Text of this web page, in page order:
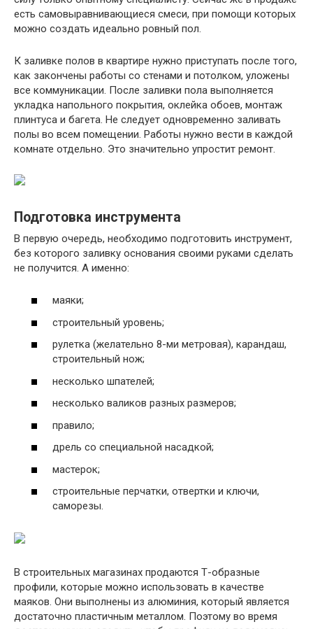
есть самовыравнивающиеся смеси, при помощи которых
можно создать идеально ровный пол.
К заливке полов в квартире нужно приступать после того,
как закончены работы со стенами и потолком, уложены
все коммуникации. После заливки пола выполняется
укладка напольного покрытия, оклейка обоев, монтаж
плинтуса и багета. Не следует одновременно заливать
полы во всем помещении. Работы нужно вести в каждой
комнате отдельно. Это значительно упростит ремонт.
Подготовка инструмента
В первую очередь, необходимо подготовить инструмент,
без которого заливку основания своими руками сделать
не получится. А именно:
маяки;
строительный уровень;
рулетка (желательно 8-ми метровая), карандаш,
строительный нож;
несколько шпателей;
несколько валиков разных размеров;
правило;
дрель со специальной насадкой;
мастерок;
строительные перчатки, отвертки и ключи,
саморезы.
В строительных магазинах продаются Т-образные
профили, которые можно использовать в качестве
маяков. Они выполнены из алюминия, который является
достаточно пластичным металлом. Поэтому во время